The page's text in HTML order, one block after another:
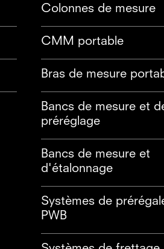
Colonnes de mesure
CMM portable
Bras de mesure
Bancs de mesure et
préréglage
Bancs de mesure et
d'étalonnage
Systèmes de
PWB